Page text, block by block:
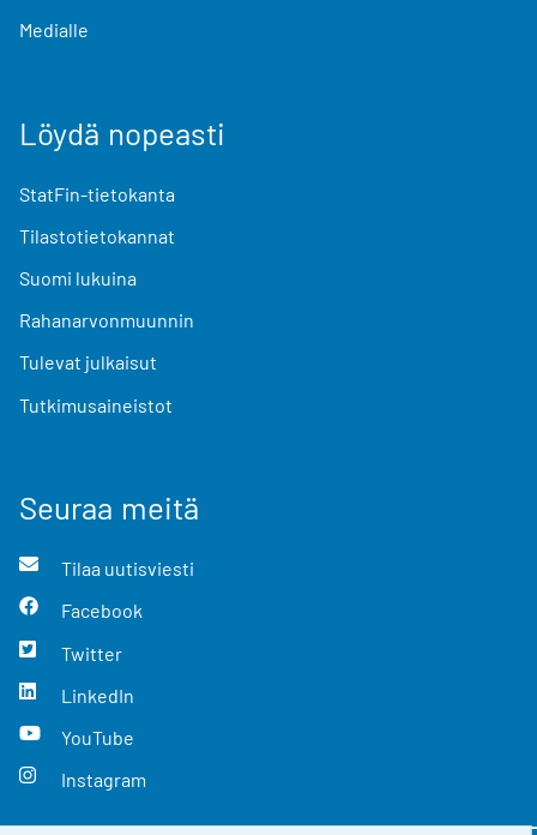
Medialle
Löydä nopeasti
StatFin-tietokanta
Tilastotietokannat
Suomi lukuina
Rahanarvonmuunnin
Tulevat julkaisut
Tutkimusaineistot
Seuraa meitä
Tilaa uutisviesti
Facebook
Twitter
LinkedIn
YouTube
Instagram